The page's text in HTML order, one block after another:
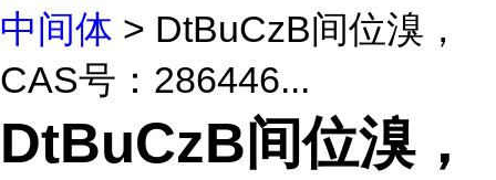
中间体 > DtBuCzB间位溴，
CAS号：286446...
DtBuCzB间位溴，